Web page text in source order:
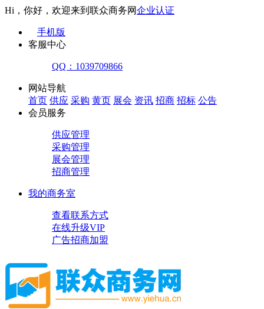
Hi，你好，欢迎来到联众商务网企业认证
手机版
客服中心
QQ：1039709866
网站导航
首页 供应 采购 黄页 展会 资讯 招商 招标 公告
会员服务
供应管理
采购管理
展会管理
招商管理
我的商务室
查看联系方式
在线升级VIP
广告招商加盟